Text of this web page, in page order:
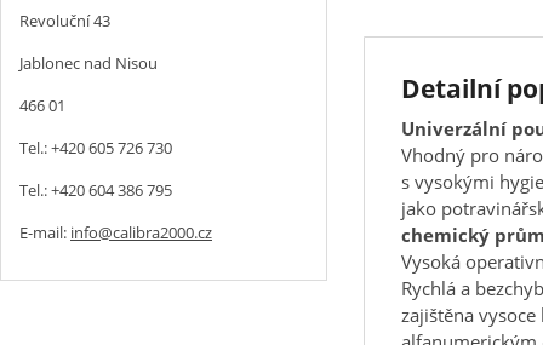
Detailní
Univerzální
Vhodný pro
s vysokými
jako
chemický
Vysoká
Rychlá a
zajištěna
Revoluční 43
Jablonec nad Nisou
466 01
Tel.: +420 605 726 730
Tel.: +420 604 386 795
E-mail: info@calibra2000.cz